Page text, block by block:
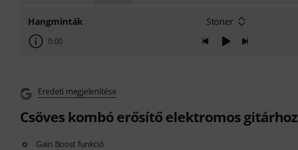
Hangminták Stoner
0:00
Eredeti megjelenítése
Csöves kombó erősítő elektromos gitárhoz
Gain Boost funkció